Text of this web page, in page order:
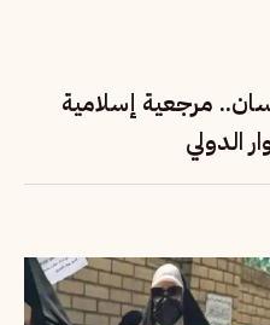
مرجعية إسلامية
الدولي